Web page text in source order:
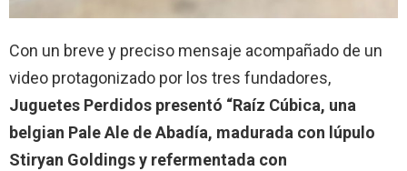
Con un breve y preciso mensaje acompañado de un
video protagonizado por los tres fundadores,
Juguetes Perdidos presentó “Raíz Cúbica, una
belgian Pale Ale de Abadía, madurada con lúpulo
Stiryan Goldings y refermentada con